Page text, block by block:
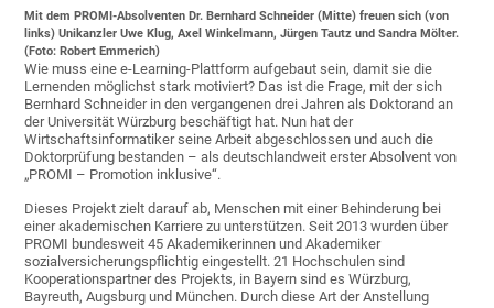
Mit dem PROMI-Absolventen Dr. Bernhard Schneider (Mitte) freuen sich (von
links) Unikanzler Uwe Klug, Axel Winkelmann, Jürgen Tautz und Sandra Mölter.
(Foto: Robert Emmerich)
Wie muss eine e-Learning-Plattform aufgebaut sein, damit sie die
Lernenden möglichst stark motiviert? Das ist die Frage, mit der sich
Bernhard Schneider in den vergangenen drei Jahren als Doktorand an
der Universität Würzburg beschäftigt hat. Nun hat der
Wirtschaftsinformatiker seine Arbeit abgeschlossen und auch die
Doktorprüfung bestanden – als deutschlandweit erster Absolvent von
„PROMI – Promotion inklusive“.
Dieses Projekt zielt darauf ab, Menschen mit einer Behinderung bei
einer akademischen Karriere zu unterstützen. Seit 2013 wurden über
PROMI bundesweit 45 Akademikerinnen und Akademiker
sozialversicherungspflichtig eingestellt. 21 Hochschulen sind
Kooperationspartner des Projekts, in Bayern sind es Würzburg,
Bayreuth, Augsburg und München. Durch diese Art der Anstellung